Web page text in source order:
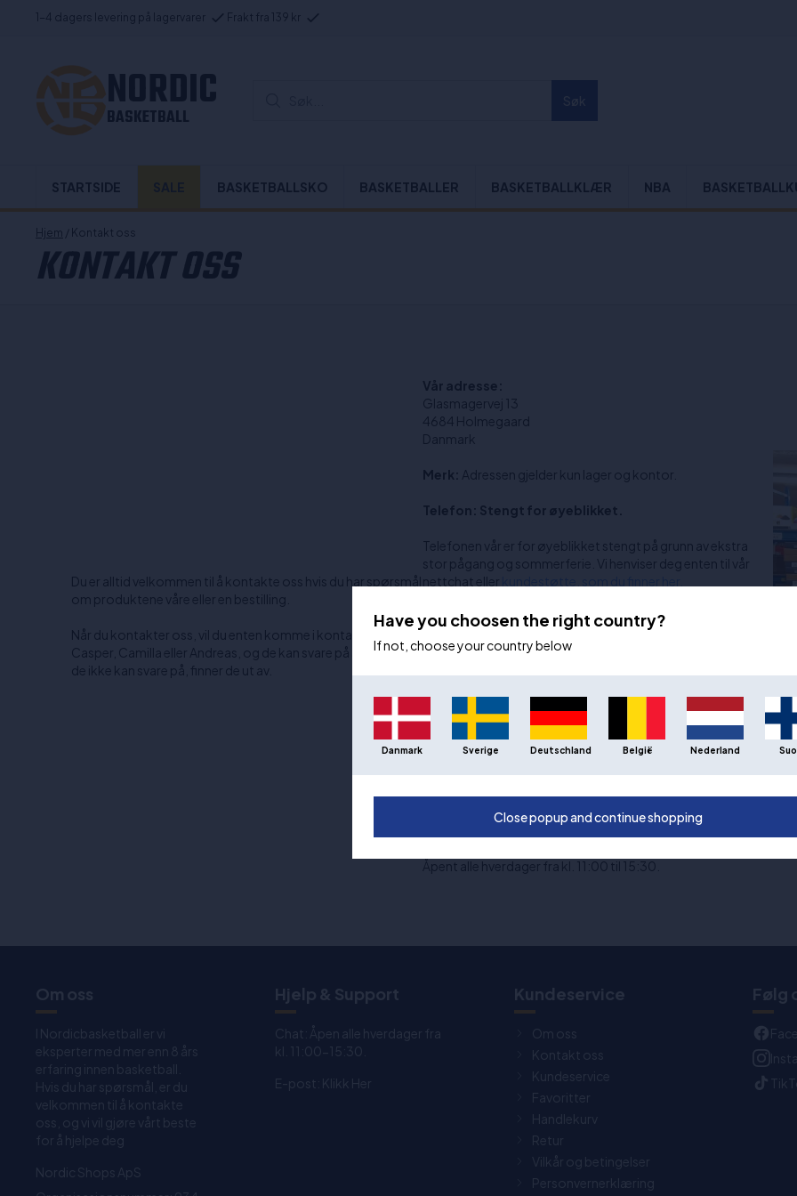
1-4 dagers levering på lagervarer Frakt fra 139 kr
NORDIC
BASKETBALL
STARTSIDE BASKETBALLSKO BASKETBALLER BASKETBALLKLÆR NBA
Hjem / Kontakt oss
KONTAKT OSS
Du er alltid velkommen til å kontakte oss hvis du har spørsmål
om produktene våre eller en bestilling.
Når du kontakter oss, vil du enten komme i kontakt med
Casper, Camilla eller Andreas, og de kan svare på alt – og det
de ikke kan svare på, finner de ut av.
Vår adresse:
Glasmagervej 13
4684 Holmegaard
Danmark
Merk: Adressen gjelder kun lager og kontor.
Telefon: Stengt for øyeblikket.
Telefonen vår er for øyeblikket stengt på grunn av ekstra
stor pågang og sommerferie. Vi henviser deg enten til vår
nettchat eller
Hvis du ønsker å bli oppringt, kan du gjerne skrive til oss med
telefonnummeret ditt og hva saken gjelder, så ringer vi deg
tilbake så snart som mulig.
Henting av bestillinger: Hverdager mellom 11:00 og 13:00
eller etter avtale.
Support:
Kontakt vår support her
Åpent alle hverdager fra kl. 11:00 til 15:30.
Om oss
I Nordicbasketball er vi
eksperter med mer enn 8 års
erfaring innen basketball.
Hvis du har spørsmål, er du
velkommen til å kontakte
oss, og vi vil gjøre vårt beste
for å hjelpe deg
Nordic Shops ApS
Hjelp & Support
Chat: Åpen alle hverdager fra
kl. 11:00-15:30.
E-post: Klikk Her
Kundeservice
Om oss
Kontakt oss
Kundeservice
Favoritter
Handlekurv
Retur
Vilkår og betingelser
Personvernerklæring
Følg
Have you choosen the right country?
If not, choose your country below
Danmark Sverige Deutschland België Nederland
Close popup and continue shopping